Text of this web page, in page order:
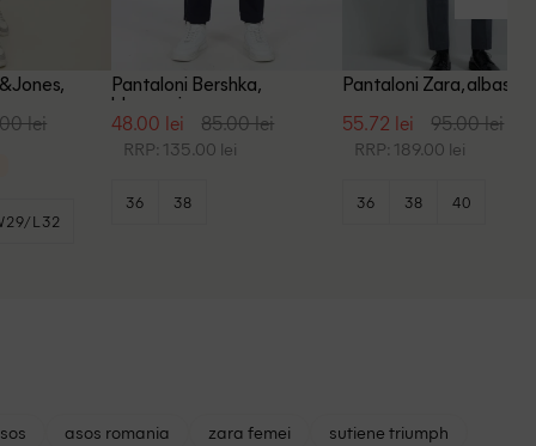
lei
L32
Pantaloni Bershka,
bleumarin
48.00 lei 85.00 lei
RRP: 135.00 lei
36 38
Pantaloni Zara, albastru
55.72 lei 95.00 lei
RRP: 189.00 lei
36 38 40
asos romania zara femei
sutiene triumph